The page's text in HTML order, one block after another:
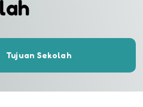
Tujuan Sekolah